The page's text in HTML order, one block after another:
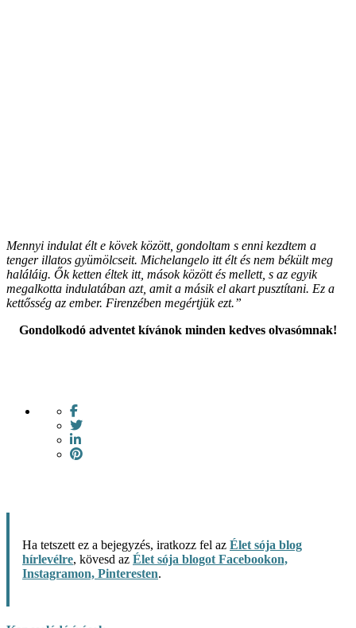
Mennyi indulat élt e kövek között, gondoltam s enni kezdtem a
tenger illatos gyümölcseit. Michelangelo itt élt és nem békült meg
haláláig. Ők ketten éltek itt, mások között és mellett, s az egyik
megalkotta indulatában azt, amit a másik el akart pusztítani. Ez a
kettősség az ember. Firenzében megértjük ezt.”
Gondolkodó adventet kívánok minden kedves olvasómnak!
Ha tetszett ez a bejegyzés, iratkozz fel az Élet sója blog
hírlevélre, kövesd az Élet sója blogot Facebookon,
Instagramon, Pinteresten.